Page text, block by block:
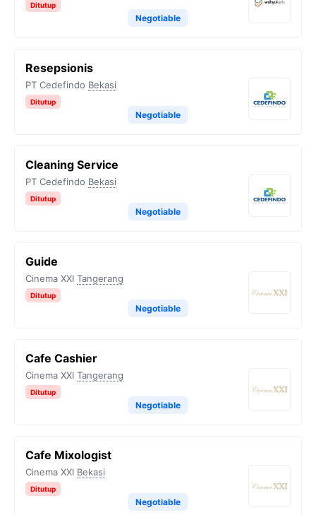
Ditutup
Negotiable
Resepsionis
PT Cedefindo Bekasi
Ditutup
Negotiable
Cleaning Service
PT Cedefindo Bekasi
Ditutup
Negotiable
Guide
Cinema XXI Tangerang
Ditutup
Negotiable
Cafe Cashier
Cinema XXI Tangerang
Ditutup
Negotiable
Cafe Mixologist
Cinema XXI Bekasi
Ditutup
Negotiable